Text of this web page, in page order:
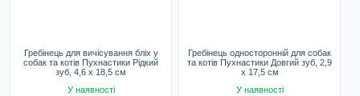
Гребінець для вичісування бліх у
собак та котів Пухнастики Рідкий
зуб, 4,6 х 18,5 см
У наявності
Гребінець односторонній для собак
та котів Пухнастики Довгий зуб, 2,9
х 17,5 см
У наявності